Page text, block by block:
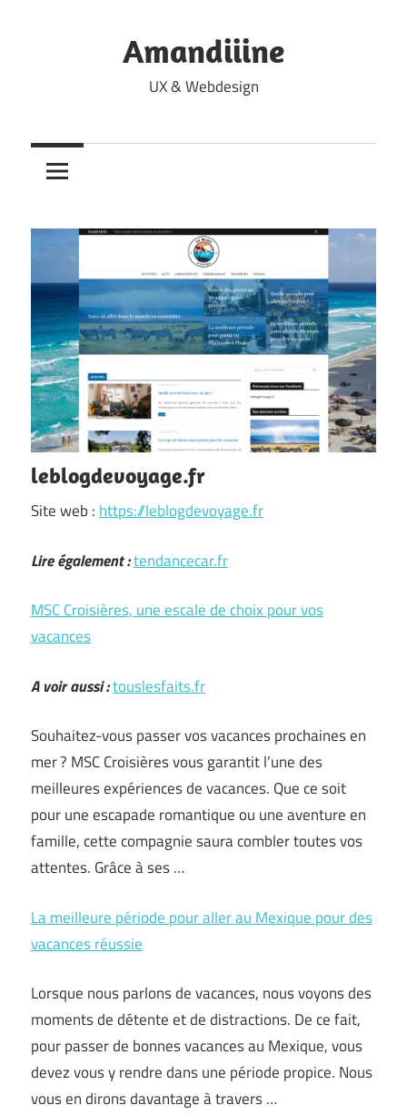
Amandiiine
UX & Webdesign
leblogdevoyage.fr
Site web : https://leblogdevoyage.fr
Lire également :tendancecar.fr
MSC Croisières, une escale de choix pour vos
vacances
A voir aussi :touslesfaits.fr
Souhaitez-vous passer vos vacances prochaines en
mer ? MSC Croisières vous garantit l’une des
meilleures expériences de vacances. Que ce soit
pour une escapade romantique ou une aventure en
famille, cette compagnie saura combler toutes vos
attentes. Grâce à ses …
La meilleure période pour aller au Mexique pour des
vacances réussie
Lorsque nous parlons de vacances, nous voyons des
moments de détente et de distractions. De ce fait,
pour passer de bonnes vacances au Mexique, vous
devez vous y rendre dans une période propice. Nous
vous en dirons davantage à travers …